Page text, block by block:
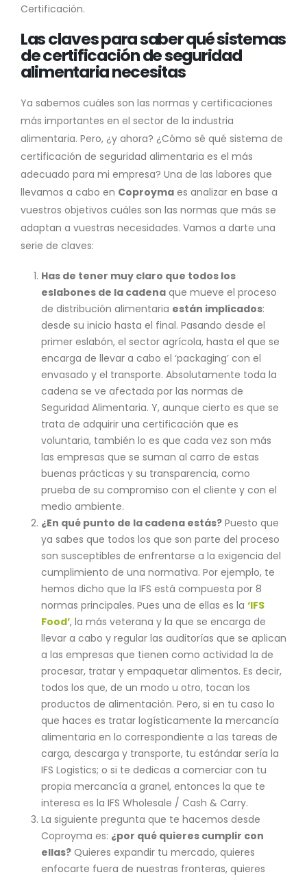
Certificación.
Las claves para saber qué sistemas
de certificación de seguridad
alimentaria necesitas
Ya sabemos cuáles son las normas y certificaciones
más importantes en el sector de la industria
alimentaria. Pero, ¿y ahora? ¿Cómo sé qué sistema de
certificación de seguridad alimentaria es el más
adecuado para mi empresa? Una de las labores que
llevamos a cabo en Coproyma es analizar en base a
vuestros objetivos cuáles son las normas que más se
adaptan a vuestras necesidades. Vamos a darte una
serie de claves:
Has de tener muy claro que todos los
eslabones de la cadenaque mueve el proceso
de distribución alimentaria están implicados:
desde su inicio hasta el final. Pasando desde el
primer eslabón, el sector agrícola, hasta el que se
encarga de llevar a cabo el ‘packaging’ con el
envasado y el transporte. Absolutamente toda la
cadena se ve afectada por las normas de
Seguridad Alimentaria. Y, aunque cierto es que se
trata de adquirir una certificación que es
voluntaria, también lo es que cada vez son más
las empresas que se suman al carro de estas
buenas prácticas y su transparencia, como
prueba de su compromiso con el cliente y con el
medio ambiente.
¿En qué punto de la cadena estás?Puesto que
ya sabes que todos los que son parte del proceso
son susceptibles de enfrentarse a la exigencia del
cumplimiento de una normativa. Por ejemplo, te
hemos dicho que la IFS está compuesta por 8
normas principales. Pues una de ellas es la ‘IFS
Food’, la más veterana y la que se encarga de
llevar a cabo y regular las auditorías que se aplican
a las empresas que tienen como actividad la de
procesar, tratar y empaquetar alimentos. Es decir,
todos los que, de un modo u otro, tocan los
productos de alimentación. Pero, si en tu caso lo
que haces es tratar logísticamente la mercancía
alimentaria en lo correspondiente a las tareas de
carga, descarga y transporte, tu estándar sería la
IFS Logistics; o si te dedicas a comerciar con tu
propia mercancía a granel, entonces la que te
interesa es la IFS Wholesale / Cash & Carry.
La siguiente pregunta que te hacemos desde
Coproyma es: ¿por qué quieres cumplir con
ellas?Quieres expandir tu mercado, quieres
enfocarte fuera de nuestras fronteras, quieres